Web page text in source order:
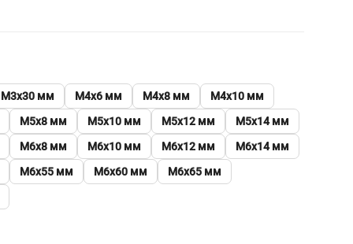
М3х30 мм М4х6 мм М4х8 мм
М4х10 мм
М5х8 мм М5х10 мм М5х12 мм
М5х14 мм
М6х8 мм М6х10 мм М6х12 мм
М6х14 мм
М6х55 мм М6х60 мм
М6х65 мм